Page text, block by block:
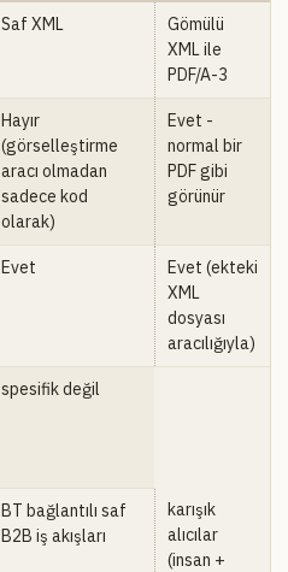
Saf XML
Gömülü
XML ile
PDF/A-3
Hayır
(görselleştirme
aracı olmadan
sadece kod
olarak)
Evet -
normal bir
PDF gibi
görünür
Evet
Evet (ekteki
XML
dosyası
aracılığıyla)
spesifik değil
BT bağlantılı saf
B2B iş akışları
karışık
alıcılar
(insan +